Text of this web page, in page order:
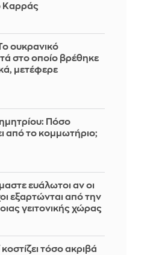
Καρράς
ουκρανικό
στο οποίο βρέθηκε
μετέφερε
Πόσο
από το κομμωτήριο;
ευάλωτοι αν οι
εξαρτώνται από την
γειτονικής χώρας
τόσο ακριβά